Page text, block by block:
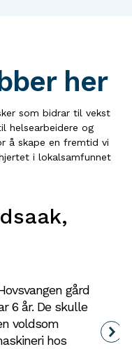
her
som bidrar til vekst
helsearbeidere og
å skape en fremtid vi
i lokalsamfunnet
gård
6 år. De skulle
voldsom
hos